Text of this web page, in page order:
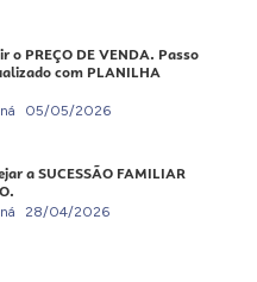
o PREÇO DE VENDA. Passo
com PLANILHA
05/05/2026
a SUCESSÃO FAMILIAR
28/04/2026